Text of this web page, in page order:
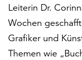
Ihnen
am
Ende
der
Seite
Leiterin Dr.
Wochen
Grafiker und
Themen wie